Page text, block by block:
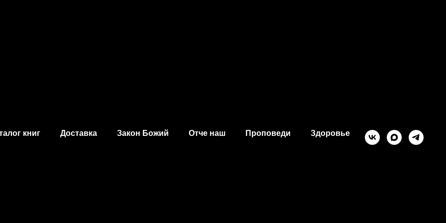
книг Доставка Закон Божий Отче наш Проповеди Здоровье